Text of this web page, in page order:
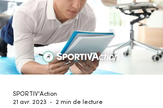
SPORTIV'Action
21 avr. 2023
2 min de lecture